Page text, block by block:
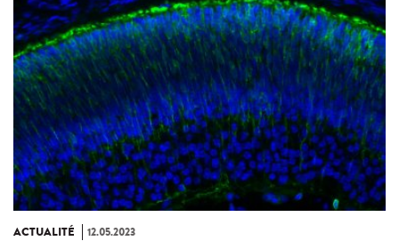
ACTUALITÉ 12.05.2023